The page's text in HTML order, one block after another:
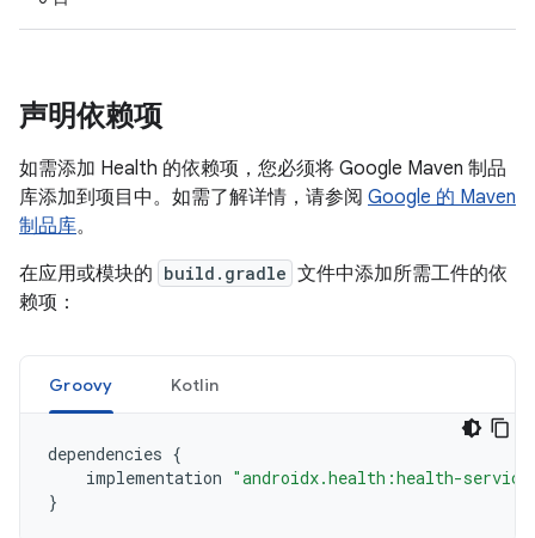
声明依赖项
如需添加 Health 的依赖项，您必须将 Google Maven 制品
库添加到项目中。如需了解详情，请参阅 Google 的 Maven
制品库。
在应用或模块的 build.gradle 文件中添加所需工件的依
赖项：
Groovy Kotlin
dependencies {
implementation "androidx.health:health-
}